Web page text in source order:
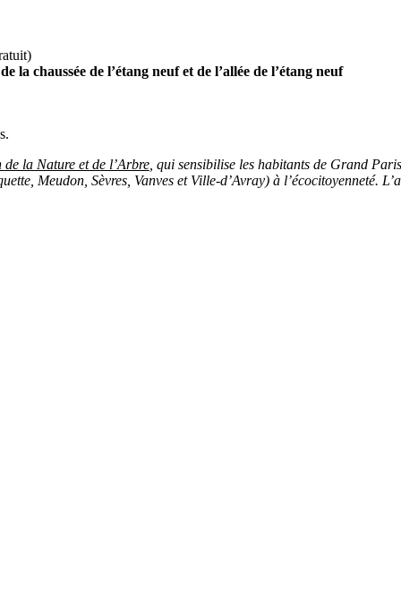
chaussée de l’étang neuf et de l’allée de l’étang neuf
de la Nature et de l’Arbre, qui sensibilise les habitants de Grand
Meudon, Sèvres, Vanves et Ville-d’Avray) à l’écocitoyenneté.